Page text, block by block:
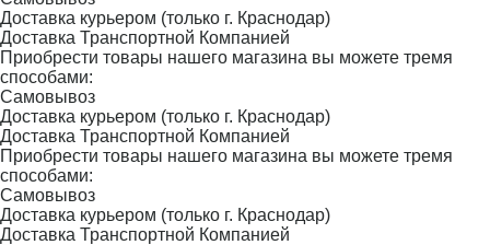
Доставка курьером (только г. Краснодар)
Доставка Транспортной Компанией
Приобрести товары нашего магазина вы можете тремя
способами:
Самовывоз
Доставка курьером (только г. Краснодар)
Доставка Транспортной Компанией
Приобрести товары нашего магазина вы можете тремя
способами:
Самовывоз
Доставка курьером (только г. Краснодар)
Доставка Транспортной Компанией